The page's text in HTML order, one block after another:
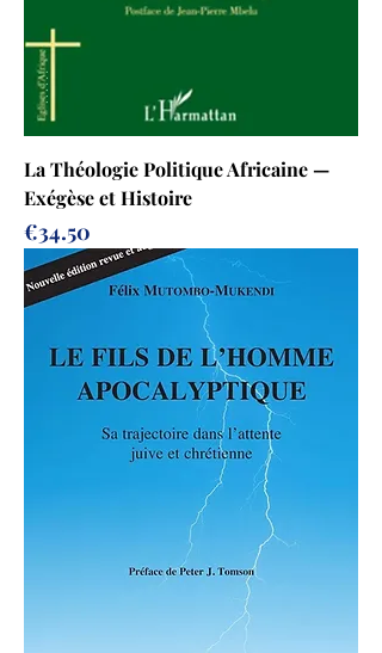
La Théologie Politique Africaine —
Exégèse et Histoire
Prix
€34.50